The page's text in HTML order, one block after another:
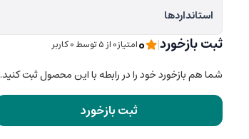
استانداردها
ثبت بازخورد|
0امتیاز0 از ۵ توسط 0 کاربر
شما هم بازخورد خود را در رابطه با این محصول ثبت کنید.
ثبت بازخورد